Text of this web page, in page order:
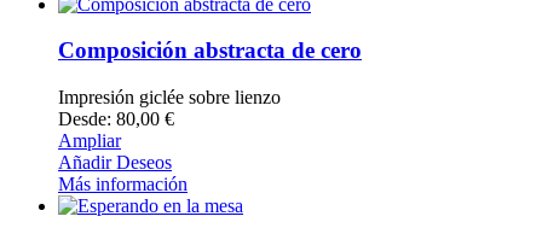
Composición abstracta de cero
Impresión giclée sobre lienzo
Desde: 80,00 €
Ampliar
Añadir Deseos
Más información